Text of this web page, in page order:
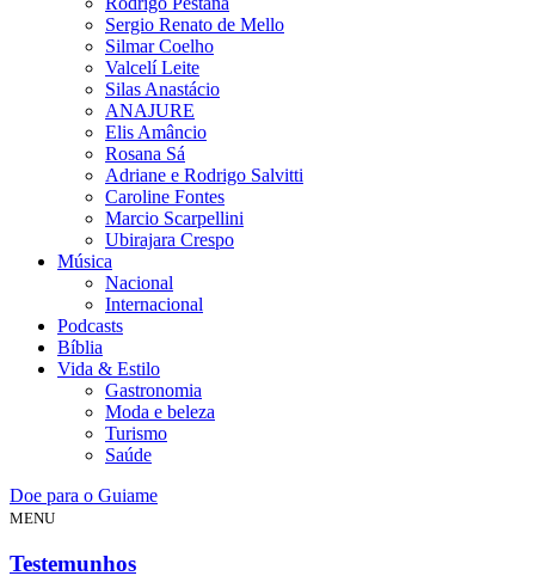
Sergio Renato de Mello
Silmar Coelho
Valcelí Leite
Silas Anastácio
ANAJURE
Elis Amâncio
Rosana Sá
Adriane e Rodrigo Salvitti
Caroline Fontes
Marcio Scarpellini
Ubirajara Crespo
Música
Nacional
Internacional
Podcasts
Bíblia
Vida & Estilo
Gastronomia
Moda e beleza
Turismo
Saúde
Doe para o Guiame
MENU
Testemunhos